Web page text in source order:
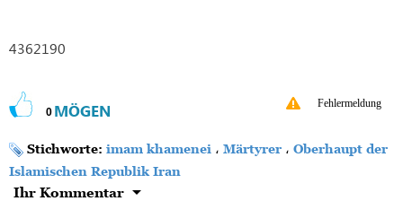
4362190
0 MÖGEN Fehlermeldung
Stichworte: imam khamenei ، Märtyrer ، Oberhaupt der
Islamischen Republik Iran
Ihr Kommentar